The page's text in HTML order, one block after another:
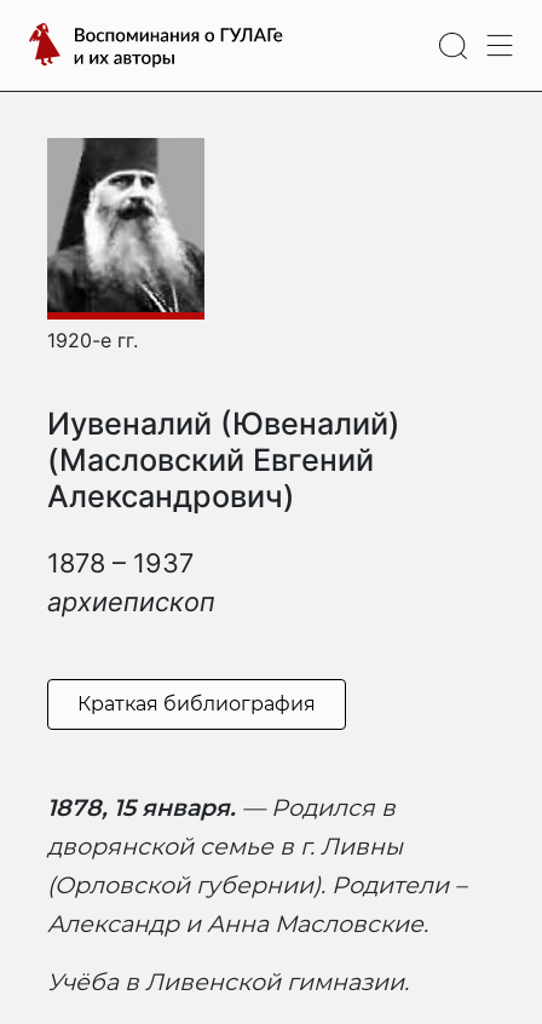
содержимому
Воспоминания
о
ГУЛАГе
авторы
Иувеналий (Ювеналий)
(Масловский Евгений
Александрович)
1878 – 1937
архиепископ
1920-е гг.
Краткая библиография
1878, 15 января. — Родился в
дворянской семье в г. Ливны
(Орловской губернии). Родители –
Александр и Анна Масловские.
Учёба в Ливенской гимназии.